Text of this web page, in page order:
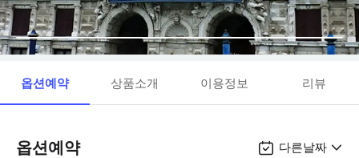
옵션예약 상품소개 이용정보 리뷰
옵션예약 다른날짜